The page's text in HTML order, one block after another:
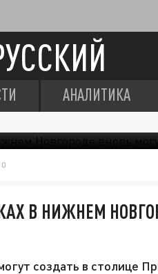
АНАЛИТИКА
В НИЖНЕМ
создать в столице